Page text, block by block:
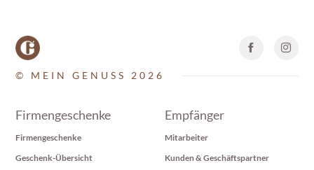
© MEIN GENUSS 2026
Firmengeschenke
Firmengeschenke
Geschenk-Übersicht
Empfänger
Mitarbeiter
Kunden & Geschäftspartner